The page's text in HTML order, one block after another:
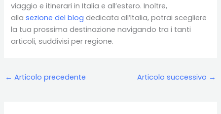
viaggio e itinerari in Italia e all’estero. Inoltre,
allasezione del blog dedicata all’Italia, potrai scegliere
la tua prossima destinazione navigando tra i tanti
articoli, suddivisi per regione.
← Articolo precedente Articolo successivo →